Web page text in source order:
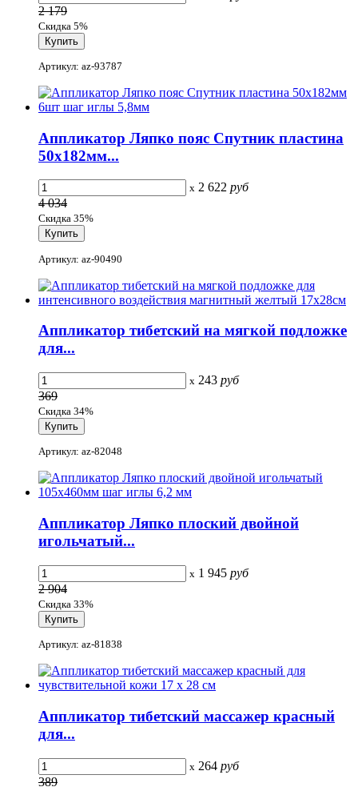
2 179
Скидка 5%
Артикул: az-93787
Аппликатор Ляпко пояс Спутник пластина
50х182мм...
x 2 622 руб
4 034
Скидка 35%
Артикул: az-90490
Аппликатор тибетский на мягкой подложке
для...
x 243 руб
369
Скидка 34%
Артикул: az-82048
Аппликатор Ляпко плоский двойной
игольчатый...
x 1 945 руб
2 904
Скидка 33%
Артикул: az-81838
Аппликатор тибетский массажер красный
для...
x 264 руб
389